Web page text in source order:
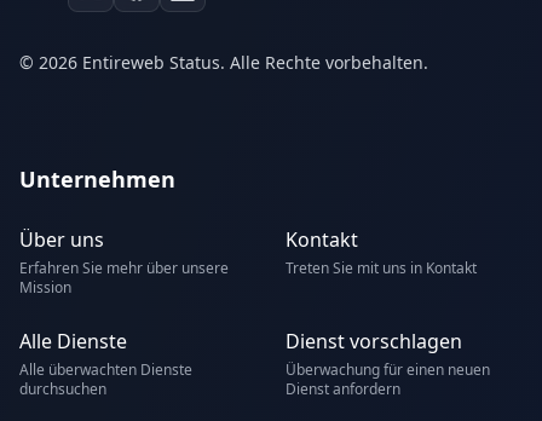
© 2026 Entireweb Status. Alle Rechte vorbehalten.
Unternehmen
Über uns
Erfahren Sie mehr über unsere
Mission
Kontakt
Treten Sie mit uns in Kontakt
Alle Dienste
Alle überwachten Dienste
durchsuchen
Dienst vorschlagen
Überwachung für einen neuen
Dienst anfordern